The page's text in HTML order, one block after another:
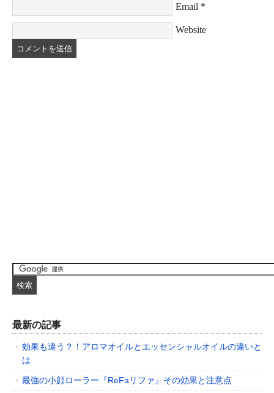
Email *
Website
最新の記事
効果も違う？！アロマオイルとエッセンシャルオイルの違いと
は
最強の小顔ローラー『ReFaリファ』その効果と注意点